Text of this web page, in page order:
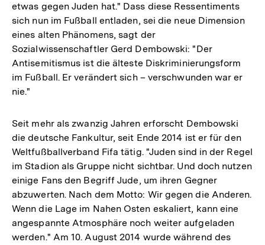
etwas gegen Juden hat." Dass diese Ressentiments
sich nun im Fußball entladen, sei die neue Dimension
eines alten Phänomens, sagt der
Sozialwissenschaftler Gerd Dembowski: "Der
Antisemitismus ist die älteste Diskriminierungsform
im Fußball. Er verändert sich – verschwunden war er
nie."
Seit mehr als zwanzig Jahren erforscht Dembowski
die deutsche Fankultur, seit Ende 2014 ist er für den
Weltfußballverband Fifa tätig. "Juden sind in der Regel
im Stadion als Gruppe nicht sichtbar. Und doch nutzen
einige Fans den Begriff Jude, um ihren Gegner
abzuwerten. Nach dem Motto: Wir gegen die Anderen.
Wenn die Lage im Nahen Osten eskaliert, kann eine
angespannte Atmosphäre noch weiter aufgeladen
werden." Am 10. August 2014 wurde während des